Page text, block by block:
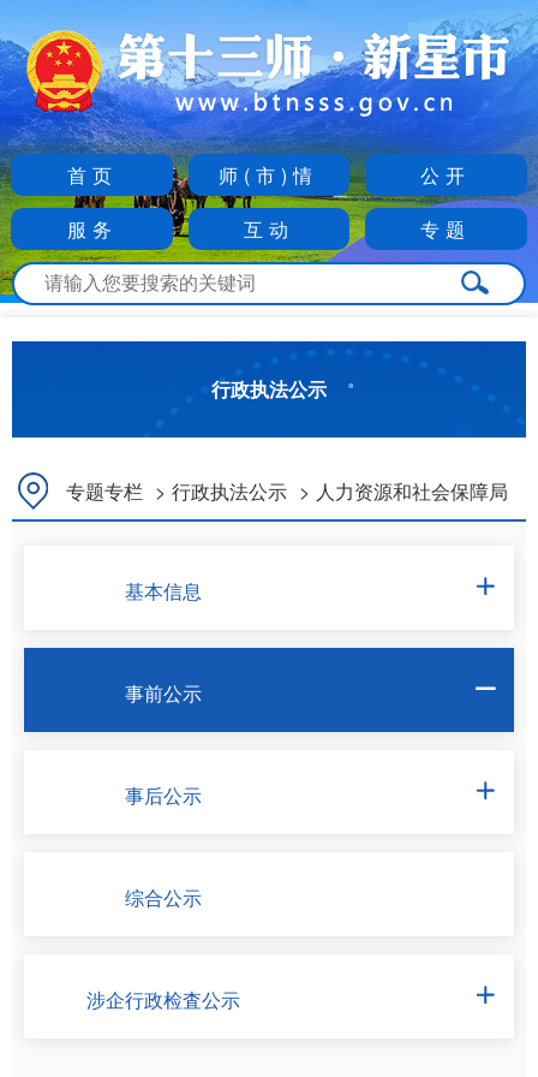
首页 师(市)情
公开
服务
互动 专题
行政执法公示
专题专栏 > 行政执法公示 > 人力资源和社会保障局
基本信息 
事前公示 
事后公示 
综合公示
涉企行政检査公示 